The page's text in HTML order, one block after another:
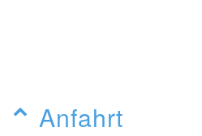
Anfahrt